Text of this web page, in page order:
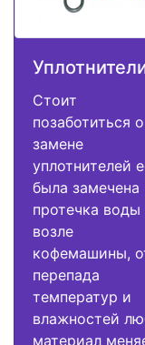
Стоит
позаботиться о
замене
уплотнителей
была замечена
протечка воды
возле
кофемашины,
перепада
температур и
влажностей
материал